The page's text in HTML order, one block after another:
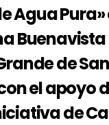
Agua
Buenavista
de
el apoyo
de